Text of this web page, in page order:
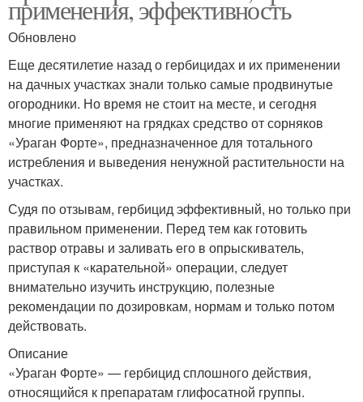
применения, эффективность
Обновлено
Еще десятилетие назад о гербицидах и их применении
на дачных участках знали только самые продвинутые
огородники. Но время не стоит на месте, и сегодня
многие применяют на грядках средство от сорняков
«Ураган Форте», предназначенное для тотального
истребления и выведения ненужной растительности на
участках.
Судя по отзывам, гербицид эффективный, но только при
правильном применении. Перед тем как готовить
раствор отравы и заливать его в опрыскиватель,
приступая к «карательной» операции, следует
внимательно изучить инструкцию, полезные
рекомендации по дозировкам, нормам и только потом
действовать.
Описание
«Ураган Форте» — гербицид сплошного действия,
относящийся к препаратам глифосатной группы.